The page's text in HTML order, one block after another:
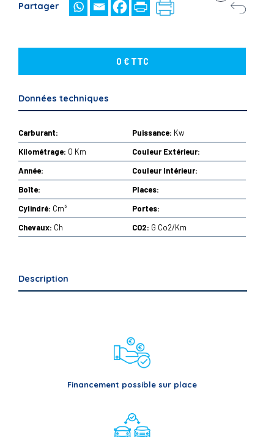
Partager
0 € TTC
Données techniques
Carburant: Puissance: Kw
Kilométrage: 0 Km
Couleur Extérieur:
Année:
Couleur Intérieur:
Boîte:
Places:
Cylindré: Cm³
Portes:
Chevaux: Ch CO2: G Co2/Km
Description
Financement possible sur place